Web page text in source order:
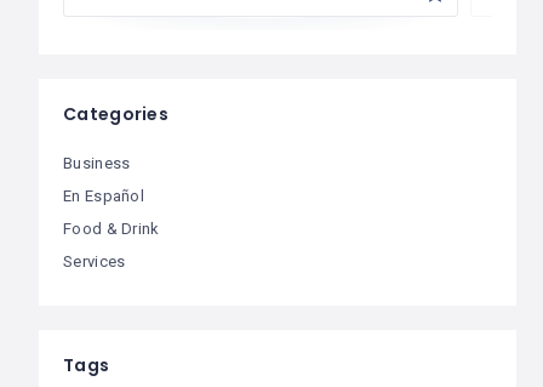
Categories
Business
En Español
Food & Drink
Services
Tags